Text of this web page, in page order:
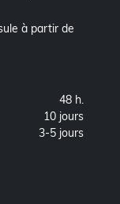
à partir de
48 h.
10 jours
3-5 jours